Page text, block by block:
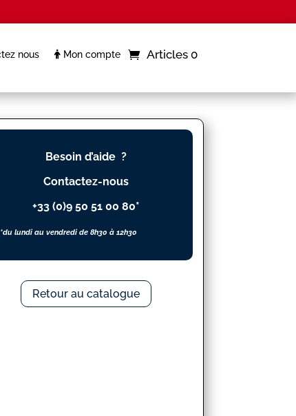
nous Mon compte Articles 0
Besoin d’aide ?
Contactez-nous
+33 (0)9 50 51 00 80*
*du lundi au vendredi de 8h30 à 12h30
Retour au catalogue